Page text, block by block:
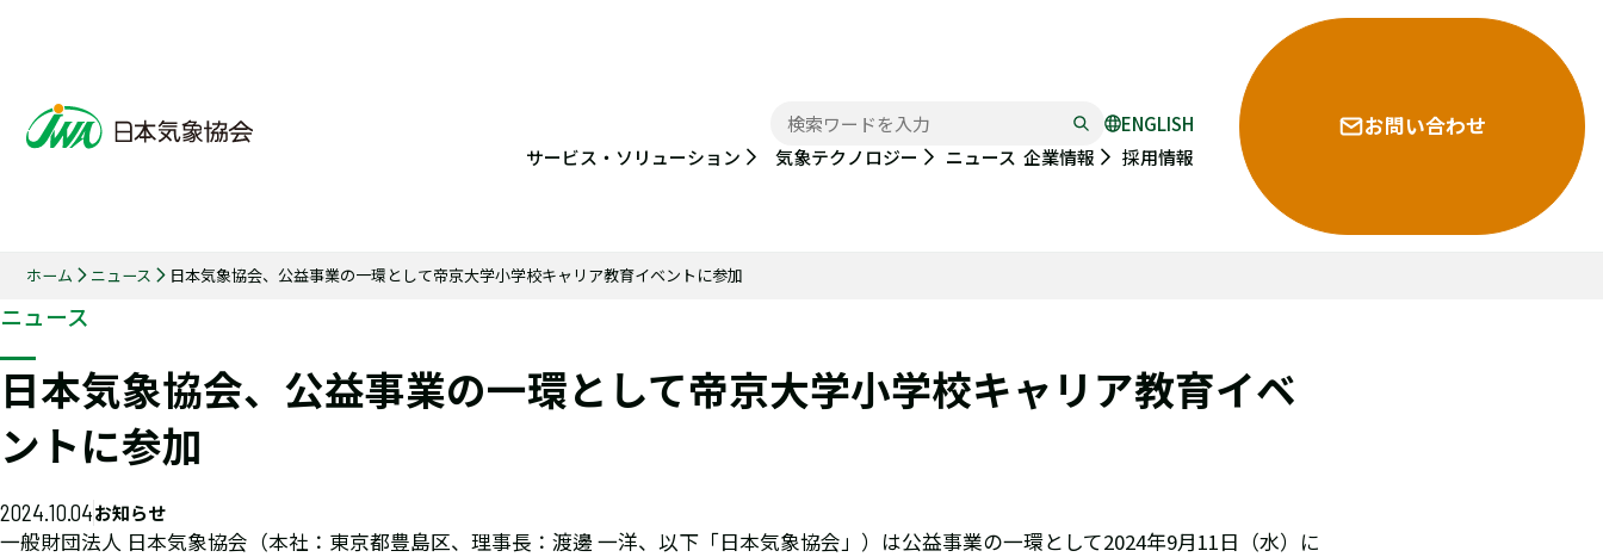
ENGLISH
サービス・ソリューション
気象テクノロジー ニュース 企業情報 採用情報
お問い合わせ
ホーム ニュース 日本気象協会、公益事業の一環として帝京大学小学校キャリア教育イベントに参加
ニュース
日本気象協会、公益事業の一環として帝京大学小学校キャリア教育イベ
ントに参加
2024.10.04お知らせ
一般財団法人 日本気象協会（本社：東京都豊島区、理事長：渡邊 一洋、以下「日本気象協会」）は公益事業の一環として2024年9月11日（水）に